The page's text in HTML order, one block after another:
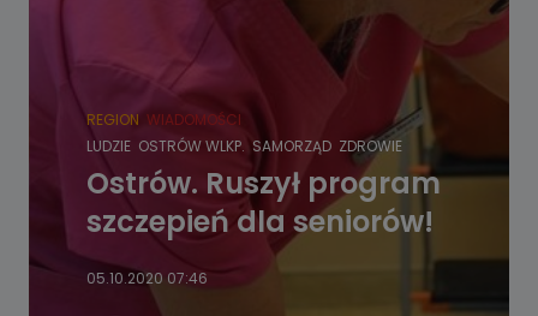
REGION WIADOMOŚCI
LUDZIE OSTRÓW WLKP. SAMORZĄD ZDROWIE
Ostrów. Ruszył program
szczepień dla seniorów!
05.10.2020 07:46